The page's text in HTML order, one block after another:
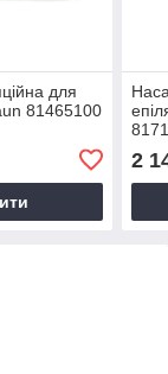
для
81465100
2